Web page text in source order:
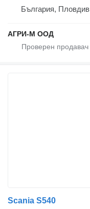
България, Пловдив
АГРИ-М ООД
Scania S540